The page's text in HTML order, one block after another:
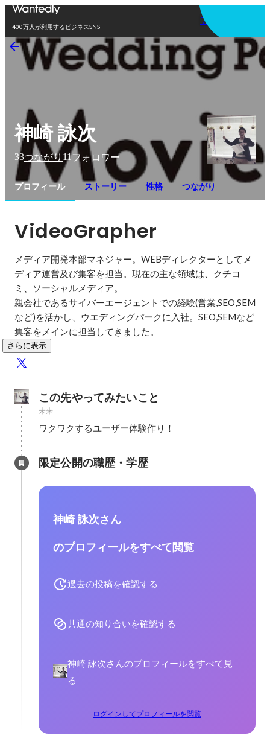
400万人が利用するビジネスSNS
アプリを使う
神崎 詠次
33つながり 11フォロワー
プロフィール ストーリー 性格 つながり
VideoGrapher
メディア開発本部マネジャー。WEBディレクターとしてメ
ディア運営及び集客を担当。現在の主な領域は、クチコ
ミ、ソーシャルメディア。
親会社であるサイバーエージェントでの経験(営業,SEO,SEM
など)を活かし、ウエディングパークに入社。SEO,SEMなど
集客をメインに担当してきました。
さらに表示
この先やってみたいこと
未来
ワクワクするユーザー体験作り！
限定公開の職歴・学歴
神崎 詠次さん
のプロフィールをすべて閲覧
過去の投稿を確認する
共通の知り合いを確認する
神崎 詠次さんのプロフィールをすべて見
る
ログインしてプロフィールを閲覧